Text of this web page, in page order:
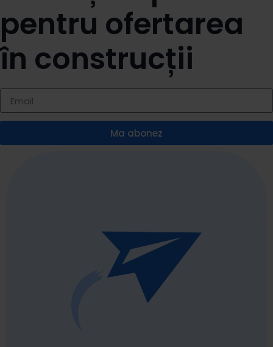
pentru ofertarea
în construcții
Ma abonez